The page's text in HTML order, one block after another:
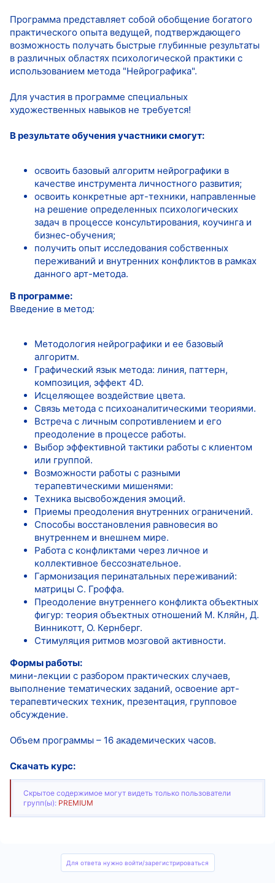
Программа представляет собой обобщение богатого
практического опыта ведущей, подтверждающего
возможность получать быстрые глубинные результаты
в различных областях психологической практики с
использованием метода "Нейрографика".
Для участия в программе специальных
художественных навыков не требуется!
В результате обучения участники смогут:
освоить базовый алгоритм нейрографики в
качестве инструмента личностного развития;
освоить конкретные арт-техники, направленные
на решение определенных психологических
задач в процессе консультирования, коучинга и
бизнес-обучения;
получить опыт исследования собственных
переживаний и внутренних конфликтов в рамках
данного арт-метода.
В программе:
Введение в метод:
Методология нейрографики и ее базовый
алгоритм.
Графический язык метода: линия, паттерн,
композиция, эффект 4D.
Исцеляющее воздействие цвета.
Связь метода с психоаналитическими теориями.
Встреча с личным сопротивлением и его
преодоление в процессе работы.
Выбор эффективной тактики работы с клиентом
или группой.
Возможности работы с разными
терапевтическими мишенями:
Техника высвобождения эмоций.
Приемы преодоления внутренних ограничений.
Способы восстановления равновесия во
внутреннем и внешнем мире.
Работа с конфликтами через личное и
коллективное бессознательное.
Гармонизация перинатальных переживаний:
матрицы С. Гроффа.
Преодоление внутреннего конфликта объектных
фигур: теория объектных отношений М. Кляйн, Д.
Винникотт, О. Кернберг.
Стимуляция ритмов мозговой активности.
Формы работы:
мини-лекции с разбором практических случаев,
выполнение тематических заданий, освоение арт-
терапевтических техник, презентация, групповое
обсуждение.
Объем программы – 16 академических часов.
Скачать курс:
Скрытое содержимое могут видеть только пользователи
групп(ы): PREMIUM
Для ответа нужно войти/зарегистрироваться